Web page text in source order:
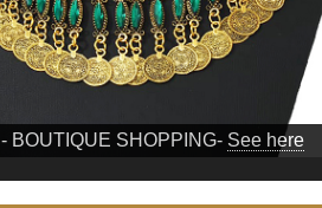
- BOUTIQUE SHOPPING- See here